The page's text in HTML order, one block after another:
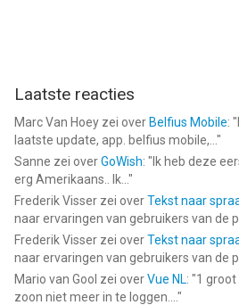
Laatste reacties
Marc Van Hoey zei over Belfius Mobile: "
laatste update, app. belfius mobile,... "
Sanne zei overGoWish: " Ik heb deze
erg Amerikaans.. Ik... "
Frederik Visser zei overTekst naar
naar ervaringen van gebruikers van de
Frederik Visser zei overTekst naar
naar ervaringen van gebruikers van de
Mario van Gool zei overVue NL: "1
zoon niet meer in te loggen.... "